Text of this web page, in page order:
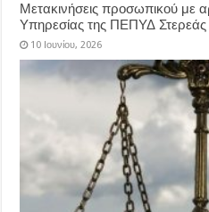
Μετακινήσεις προσωπικού με
Υπηρεσίας της ΠΕΠΥΔ
10 Ιουνίου, 2026